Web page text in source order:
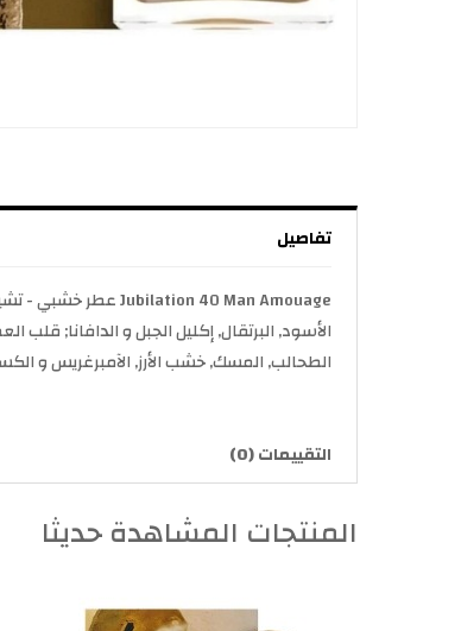
تفاصيل
الأسود, البرتقال, إكليل الجبل و الدافانا; قلب
الطحالب, المسك, خشب الأرز, الآمبرغريس و
التقييمات (0)
المنتجات المشاهدة حديثا